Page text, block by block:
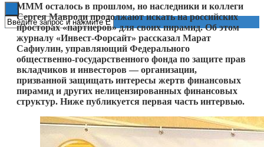
МММ осталось в прошлом, но наследники и коллеги
Сергея Мавроди продолжают искать на российских
просторах «партнеров» для своих пирамид. Об этом
журналу «Инвест-Форсайт» рассказал Марат
Сафиулин, управляющий Федерального
общественно-государственного фонда по защите прав
вкладчиков и инвесторов — организации,
призванной защищать интересы жертв финансовых
пирамид и других нелицензированных финансовых
структур. Ниже публикуется первая часть интервью.